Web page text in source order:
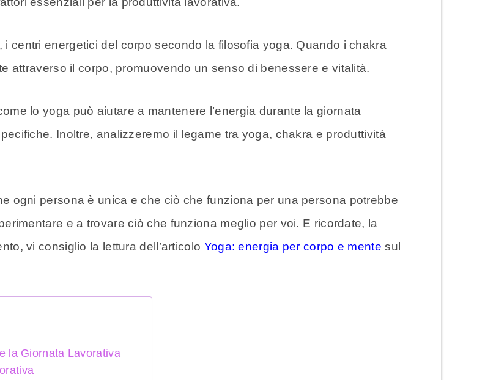
, i centri energetici del corpo secondo la filosofia yoga. Quando i chakra
attraverso il corpo, promuovendo un senso di benessere e vitalità.
lo yoga può aiutare a mantenere l’energia durante la giornata
Inoltre, analizzeremo il legame tra yoga, chakra e produttività
ogni persona è unica e che ciò che funziona per una persona potrebbe
e a trovare ciò che funziona meglio per voi. E ricordate, la
vi consiglio la lettura dell’articolo Yoga: energia per corpo e mente sul
la Giornata Lavorativa